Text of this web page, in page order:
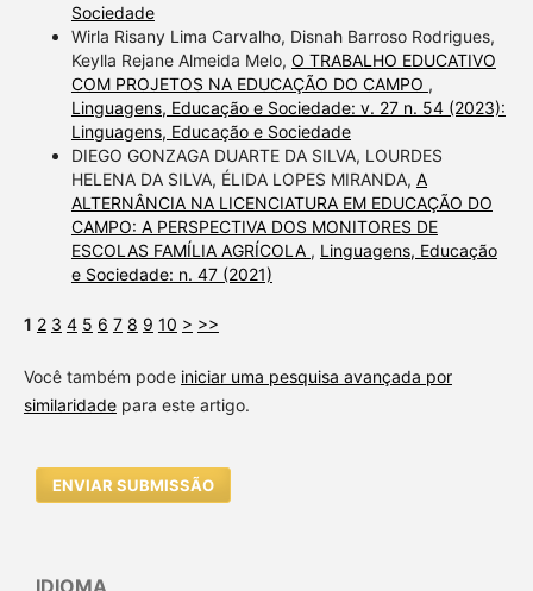
Sociedade
Wirla Risany Lima Carvalho, Disnah Barroso Rodrigues,
Keylla Rejane Almeida Melo, O TRABALHO EDUCATIVO
COM PROJETOS NA EDUCAÇÃO DO CAMPO ,
Linguagens, Educação e Sociedade: v. 27 n. 54 (2023):
Linguagens, Educação e Sociedade
DIEGO GONZAGA DUARTE DA SILVA, LOURDES
HELENA DA SILVA, ÉLIDA LOPES MIRANDA, A
ALTERNÂNCIA NA LICENCIATURA EM EDUCAÇÃO DO
CAMPO: A PERSPECTIVA DOS MONITORES DE
ESCOLAS FAMÍLIA AGRÍCOLA , Linguagens, Educação
e Sociedade: n. 47 (2021)
1 2 3 4 5 6 7 8 9 10 > >>
Você também pode iniciar uma pesquisa avançada por
similaridadepara este artigo.
ENVIAR SUBMISSÃO
IDIOMA